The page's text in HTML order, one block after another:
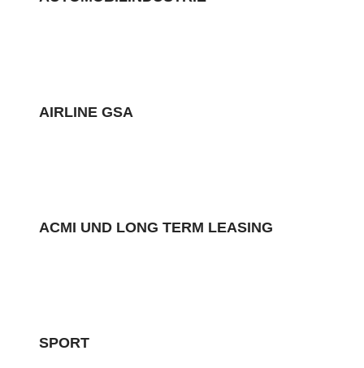
AIRLINE GSA
ACMI UND LONG TERM LEASING
SPORT